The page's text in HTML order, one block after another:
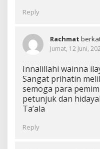
Reply
Rachmat
Jumat, 12 Juni,
Innalillahi wainna
Sangat prihatin
semoga para
petunjuk dan
Ta’ala
Reply